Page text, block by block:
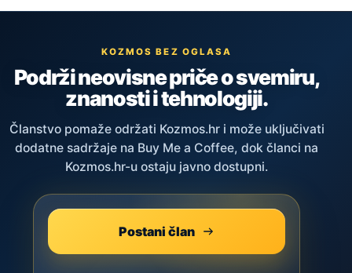
KOZMOS BEZ OGLASA
Podrži neovisne priče o svemiru,
znanosti i tehnologiji.
Članstvo pomaže održati Kozmos.hr i može uključivati
dodatne sadržaje na Buy Me a Coffee, dok članci na
Kozmos.hr-u ostaju javno dostupni.
Postani član